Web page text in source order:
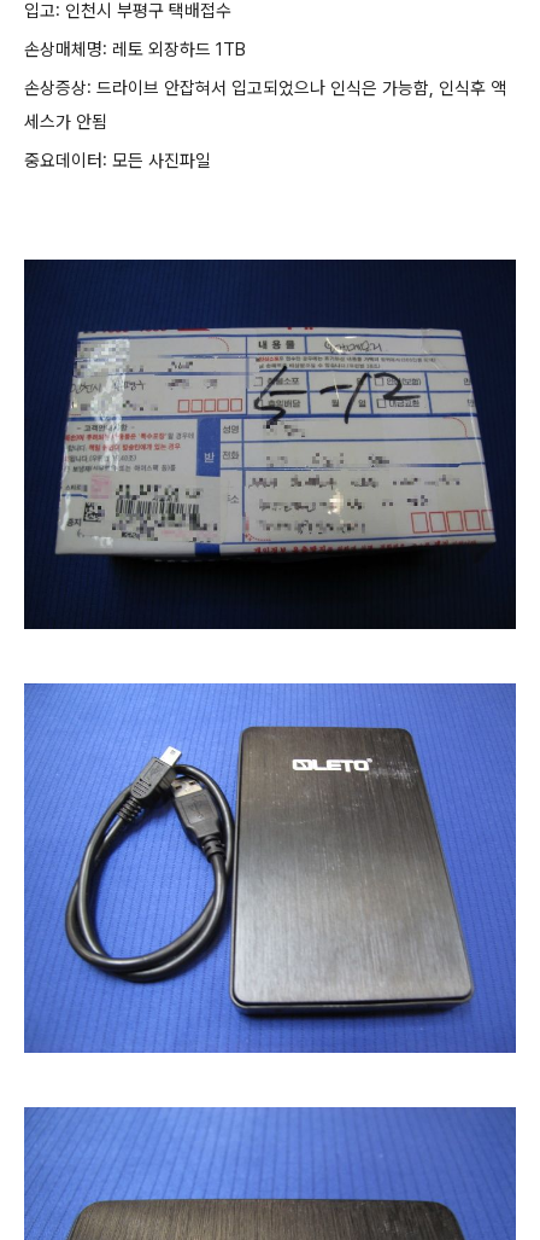
입고: 인천시 부평구 택배접수
손상매체명: 레토 외장하드 1TB
손상증상: 드라이브 안잡혀서 입고되었으나 인식은 가능함, 인식후 액
세스가 안됨
중요데이터: 모든 사진파일